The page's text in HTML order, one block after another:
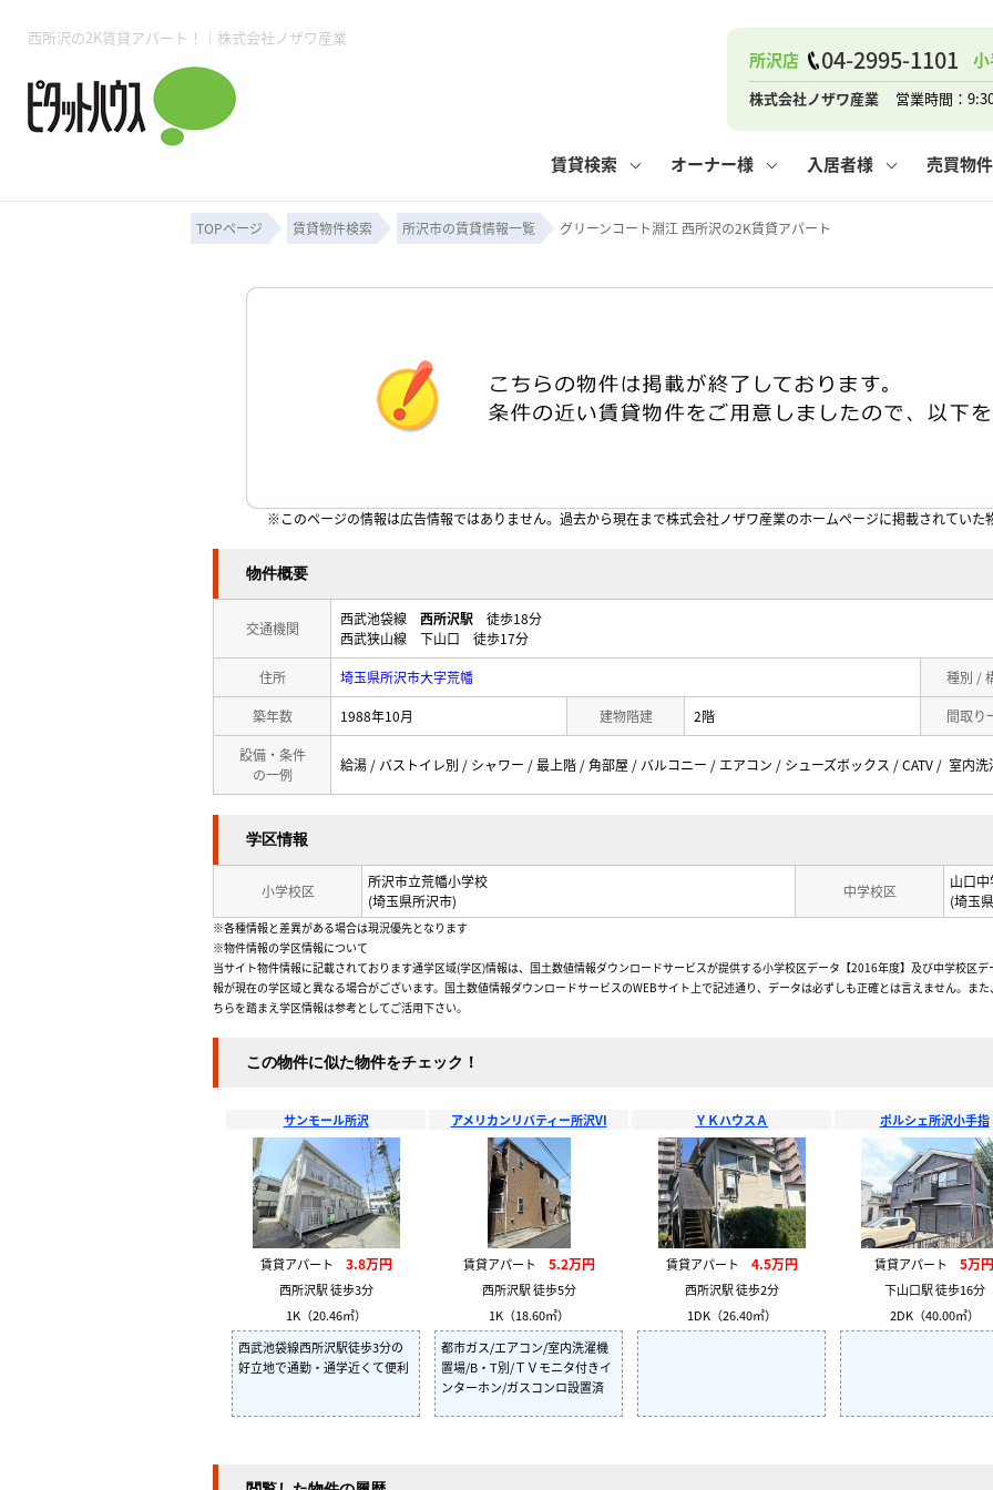
西所沢の2K賃貸アパート！｜株式会社ノザワ産業
所沢店 04-2995-1101
株式会社ノザワ産業 営業時間：
賃貸検索 オーナー様 入居者様 売買物件
売却の流れ
所沢賃貸TOP 閲覧履歴 保存した検索条件
月極駐車場 事業用物件 コンテナ
賃貸管理業務 管理のご依頼
入居者様用ページTOP 住まいのトラブルQ&A お住まいの解約手続き
売買物件一覧 よくある質問 マンション
無料売却査定 媒介契約の種類 売却時の
必要な書類
会社概要 スタッフブログ 個
ピタットハウス所沢店 ピタットハウス小手指店
ご来店予約
TOPページ 賃貸物件検索 所沢市の賃貸情報一覧 グリーンコート淵江 西所沢の2K賃貸アパート
※このページの情報は広告情報ではありません。過去から現在まで株式会社ノザワ産業のホームぺージに掲載されていた
物件概要
交通機関
西武池袋線 西所沢駅 徒歩18分
西武狭山線 下山口 徒歩17分
住所 埼玉県所沢市大字荒幡 種別 /
築年数 1988年10月 建物階建 2階 間取り
設備・条件
の一例
給湯 / バストイレ別 / シャワー / 最上階 / 角部屋 / バルコニー / エアコン / シューズボックス / CATV / 室内
学区情報
小学校区
所沢市立荒幡小学校
(埼玉県所沢市)
中学校区
山口
(埼玉
※各種情報と差異がある場合は現況優先となります
※物件情報の学区情報について
当サイト物件情報に記載されております通学区域(学区)情報は、国土数値情報ダウンロードサービスが提供する小学校区データ【2016年度】及び中学校区
報が現在の学区域と異なる場合がございます。国土数値情報ダウンロードサービスのWEBサイト上で記述通り、データは必ずしも正確とは言えません。ま
ちらを踏まえ学区情報は参考としてご活用下さい。
この物件に似た物件をチェック！
サンモール所沢
賃貸アパート 3.8万円
西所沢駅 徒歩3分
1K（20.46㎡）
西武池袋線西所沢駅徒歩3分の
好立地で通勤・通学近くて便利
アメリカンリバティー所沢VI
賃貸アパート 5.2万円
西所沢駅 徒歩5分
1K（18.60㎡）
都市ガス/エアコン/室内洗濯機
置場/B・T別/ＴＶモニタ付きイ
ンターホン/ガスコンロ設置済
ＹＫハウスＡ
賃貸アパート 4.5万円
西所沢駅 徒歩2分
1DK（26.40㎡）
ポルシェ所沢小手指
賃貸アパート 5万円
下山口駅 徒歩16分
2DK（40.00㎡）